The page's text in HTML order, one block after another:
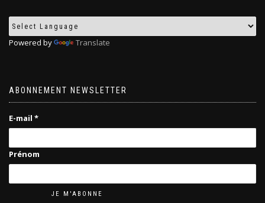
Powered by Translate
ABONNEMENT NEWSLETTER
E-mail *
Prénom